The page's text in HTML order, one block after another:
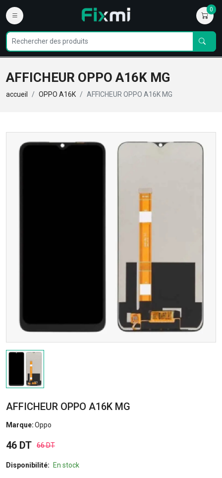
0
AFFICHEUR OPPO A16K MG
accueil OPPO A16K AFFICHEUR OPPO A16K MG
AFFICHEUR OPPO A16K MG
Marque:Oppo
46 DT 66 DT
Disponibilité: En stock